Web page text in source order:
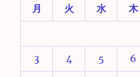
月 火 水 木
3 4 5 6